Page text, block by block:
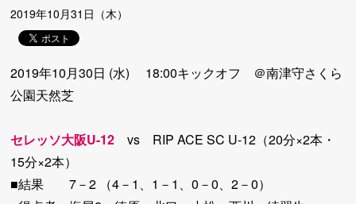
2019年10月31日（木）
2019年10月30日 (水) 18:00キックオフ ＠南津守さくら
公園天然芝
セレッソ大阪U-12 vs RIP ACE SC U-12（20分×2本・
15分×2本）
■結果 7－2 （4－1、1－1、0－0、2－0）